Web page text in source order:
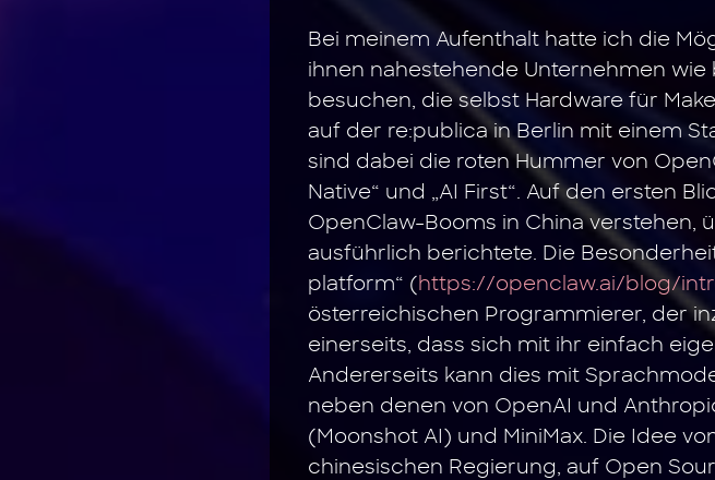
Bei meinem Aufenthalt hatte ich die
ihnen nahestehende Unternehmen wie
besuchen, die selbst Hardware für
auf der re:publica in Berlin mit einem
sind dabei die roten Hummer von
Native“ und „AI First“. Auf den ersten
OpenClaw-Booms in China verstehen,
ausführlich berichtete. Die
platform“ ( https://openclaw.ai/blog/
österreichischen Programmierer, der
einerseits, dass sich mit ihr einfach
Andererseits kann dies mit
neben denen von OpenAI und
(Moonshot AI) und MiniMax. Die Idee
chinesischen Regierung, auf Open